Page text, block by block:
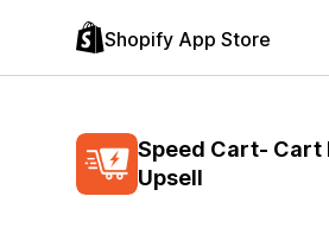
Shopify App Store
Speed Cart- Cart
Upsell